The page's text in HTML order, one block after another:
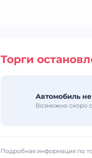
Торги
Автомобиль
Возможно скоро
Подробная информация по